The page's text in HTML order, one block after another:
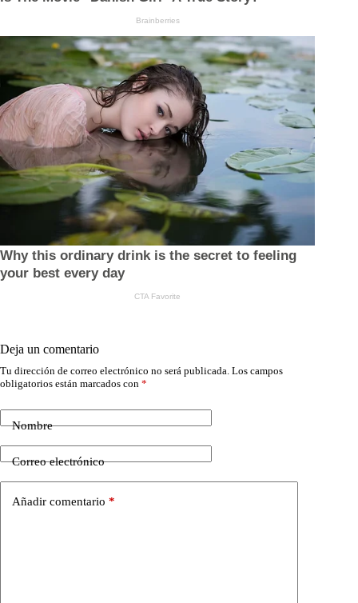
Deja un comentario
Tu dirección de correo electrónico no será publicada. Los campos
obligatorios están marcados con *
Nombre
Correo electrónico
Añadir comentario *